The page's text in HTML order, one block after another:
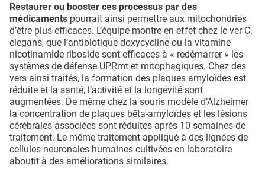
Restaurer ou booster ces processus par des
médicaments pourrait ainsi permettre aux mitochondries
d’être plus efficaces. L’équipe montre en effet chez le ver C.
elegans, que l’antibiotique doxycycline ou la vitamine
nicotinamide riboside sont efficaces à « redémarrer » les
systèmes de défense UPRmt et mitophagiques. Chez des
vers ainsi traités, la formation des plaques amyloïdes est
réduite et la santé, l’activité et la longévité sont
augmentées. De même chez la souris modèle d’Alzheimer
la concentration de plaques bêta-amyloïdes et les lésions
cérébrales associées sont réduites après 10 semaines de
traitement. Le même traitement appliqué à des lignées de
cellules neuronales humaines cultivées en laboratoire
aboutit à des améliorations similaires.